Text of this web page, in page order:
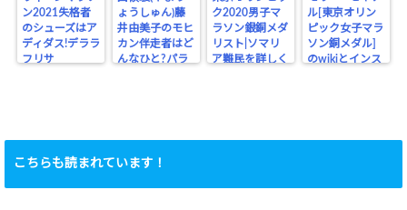
ン2021失格者
のシューズはア
ディダス!デララ
フリサ
ょうしゅん)藤
井由美子のモヒ
カン伴走者はど
んなひと?パラ
ク2020男子マ
ラソン銀銅メダ
リスト|ソマリ
ア難民を詳しく
ル[東京オリン
ピック女子マラ
ソン銅メダル]
のwikiとインス
こちらも読まれています！